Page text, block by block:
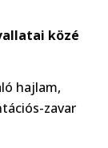
közé
hajlam,
zavar